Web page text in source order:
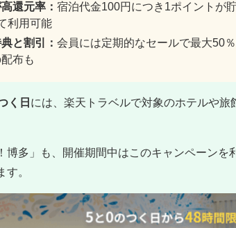
還元率： 宿泊代金100円につき1ポイントが
利用可能
と割引： 会員には定期的なセールで最大50
布も
く日 には、楽天トラベルで対象のホテルや旅
博多」も、開催期間中はこのキャンペーン
。